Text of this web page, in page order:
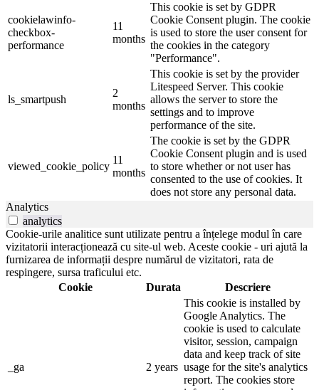
cookielawinfo-
checkbox-
performance
11
months
This cookie is set by GDPR
Cookie Consent plugin. The cookie
is used to store the user consent for
the cookies in the category
"Performance".
ls_smartpush
2
months
This cookie is set by the provider
Litespeed Server. This cookie
allows the server to store the
settings and to improve
performance of the site.
viewed_cookie_policy
11
months
The cookie is set by the GDPR
Cookie Consent plugin and is used
to store whether or not user has
consented to the use of cookies. It
does not store any personal data.
Analytics
analytics
Cookie-urile analitice sunt utilizate pentru a înțelege modul în care
vizitatorii interacționează cu site-ul web. Aceste cookie - uri ajută la
furnizarea de informații despre numărul de vizitatori, rata de
respingere, sursa traficului etc.
Cookie
Durata Descriere
_ga 2 years
This cookie is installed by
Google Analytics. The
cookie is used to calculate
visitor, session, campaign
data and keep track of site
usage for the site's analytics
report. The cookies store